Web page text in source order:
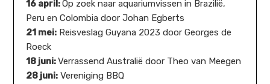
16 april:Op zoek naar aquariumvissen in Brazilië,
Peru en Colombia door Johan Egberts
21 mei: Reisveslag Guyana 2023 door Georges de
Roeck
18 juni:Verrassend Australië door Theo van Meegen
28 juni: Vereniging BBQ